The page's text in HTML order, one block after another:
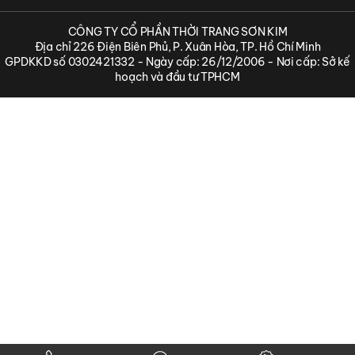
CÔNG TY CỔ PHẦN THỜI TRANG SƠN KIM
Địa chỉ 226 Điện Biên Phủ, P. Xuân Hòa, TP. Hồ Chí Minh
GPDKKD số 0302421332 - Ngày cấp: 26/12/2006 - Nơi cấp: Sở kế
hoạch và đầu tư TPHCM